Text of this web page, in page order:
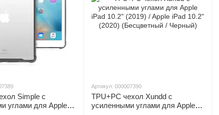
Simple c
углами для Apple
Артикул: 000007390
TPU+PC чехол Xundd c
усиленными углами для Apple